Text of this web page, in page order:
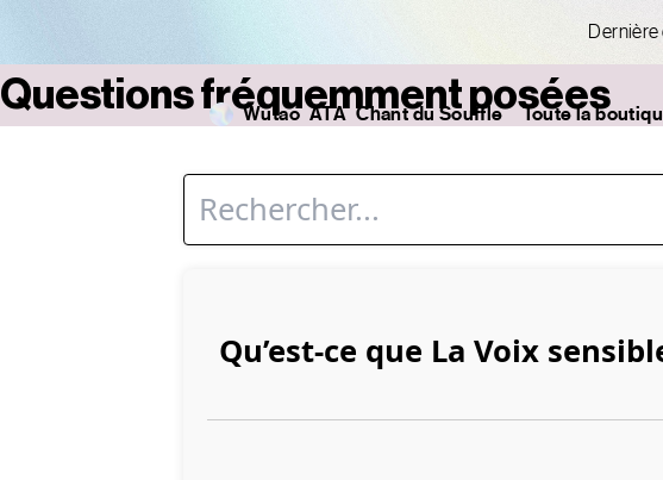
Wutao ATA Chant du Souffle Toute la
Questions fréquemment posées
Qu’est-ce que La Voix